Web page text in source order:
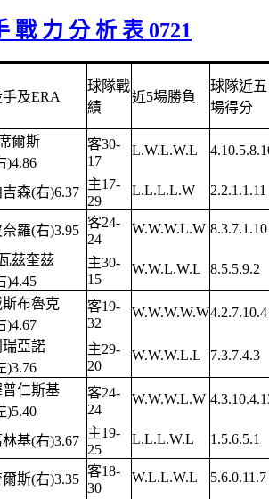
戰 力 分 析 表 0721
及ERA
球隊戰
績
近5場勝負
球隊近五
場得分
爾斯
)4.86
客30-
17
L.W.L.W.L
森(右)6.37
主17-
29
L.L.L.L.W 2.2.1.1.11
奈羅(右)3.95
客24-
24
W.W.W.L.W 8.3.7.1.10
茲奎茲
)4.45
主30-
15
W.W.L.W.L 8.5.5.9.2
斯布魯克
)4.67
客19-
32
W.W.W.W.W4.2.7.10.4
瑞亞諾
)3.76
主29-
20
W.W.W.L.L 7.3.7.4.3
普仁斯基
)5.40
客24-
24
W.W.W.L.W
基(右)3.67
主19-
25
L.L.L.W.L 1.5.6.5.1
斯(右)3.35
客18-
30
W.L.L.W.L 5.6.0.11.7